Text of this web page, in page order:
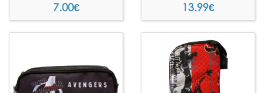
7.00€ 13.99€